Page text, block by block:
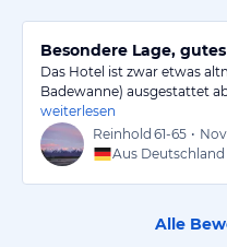
Besondere Lage, gutes
Das Hotel ist zwar etwas
Badewanne) ausgestattet
weiterlesen
Reinhold 61-65 •
Aus Deutschland
Alle